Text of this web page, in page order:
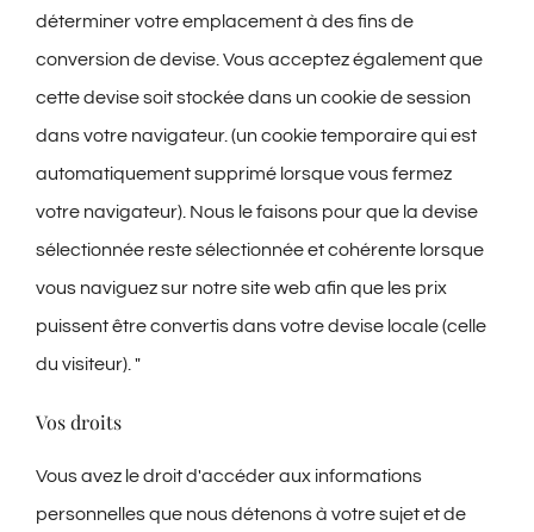
déterminer votre emplacement à des fins de
conversion de devise. Vous acceptez également que
cette devise soit stockée dans un cookie de session
dans votre navigateur. (un cookie temporaire qui est
automatiquement supprimé lorsque vous fermez
votre navigateur). Nous le faisons pour que la devise
sélectionnée reste sélectionnée et cohérente lorsque
vous naviguez sur notre site web afin que les prix
puissent être convertis dans votre devise locale (celle
du visiteur). "
Vos droits
Vous avez le droit d'accéder aux informations
personnelles que nous détenons à votre sujet et de